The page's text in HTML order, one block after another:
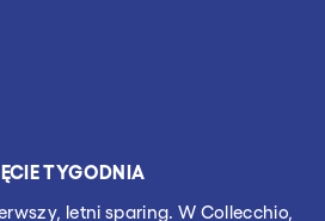
TYGODNIA
letni sparing. W Collecchio,